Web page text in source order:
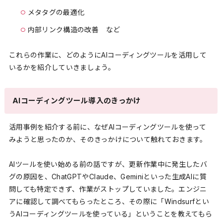
メタタグの最適化
内部リンク構造の改善 など
これらの作業に、どのようにAIコーディングツールを活用して
いるかを紹介していきましょう。
AIコーディングツール導入のきっかけ
活用事例を紹介する前に、なぜAIコーディングツールを使って
みようと思ったのか、そのきっかけについて触れておきます。
AIツールを使い始める前の話ですが、更新作業中に発生したバ
グの原因を、ChatGPTやClaude、Geminiといった生成AIに質
問しても特定できず、作業がストップしていました。エンジニ
アに確認して調べてもらったところ、その際に「Windsurfとい
うAIコーディングツールを使っている」ということを教えてもら